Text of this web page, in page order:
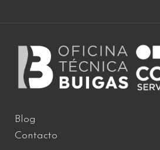
Blog
Contacto